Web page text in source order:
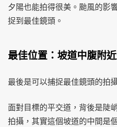
夕陽也能拍得很美。颱風的影
捉到最佳鏡頭。
最佳位置：坡道中腹附
最後是可以捕捉最佳鏡頭的拍
面對目標的平交道，背後是陡
拍攝，其實這個坡道的中間是